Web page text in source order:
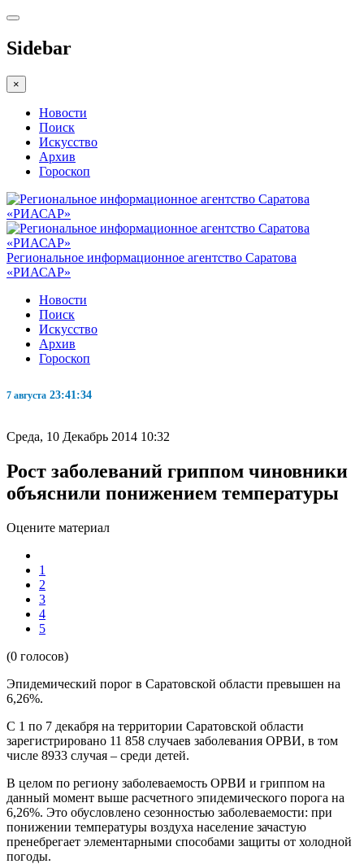
Sidebar
×
Новости
Поиск
Искусство
Архив
Гороскоп
Региональное информационное агентство Саратова
«РИАСАР»
Новости
Поиск
Искусство
Архив
Гороскоп
7 августа 23:41:34
Среда, 10 Декабрь 2014 10:32
Рост заболеваний гриппом чиновники
объяснили понижением температуры
Оцените материал
1
2
3
4
5
(0 голосов)
Эпидемический порог в Саратовской области превышен на
6,26%.
С 1 по 7 декабря на территории Саратовской области
зарегистрировано 11 858 случаев заболевания ОРВИ, в том
числе 8933 случая – среди детей.
В целом по региону заболеваемость ОРВИ и гриппом на
данный момент выше расчетного эпидемического порога на
6,26%. Это обусловлено сезонностью заболеваемости: при
понижении температуры воздуха население зачастую
пренебрегает элементарными способами защиты от холодной
погоды.